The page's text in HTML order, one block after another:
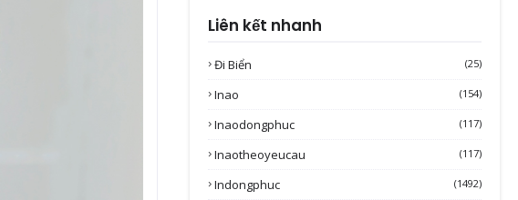
Liên kết nhanh
Đi Biển (25)
Inao (154)
Inaodongphuc (117)
Inaotheoyeucau (117)
Indongphuc (1492)